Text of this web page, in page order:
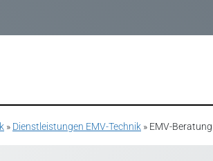
» Dienstleistungen EMV-Technik » EMV-Beratung